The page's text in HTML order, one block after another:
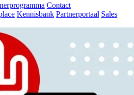
Contact
Kennisbank Partnerportaal Sales